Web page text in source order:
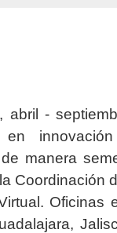
abril -
en
manera
Coordinación
Oficinas